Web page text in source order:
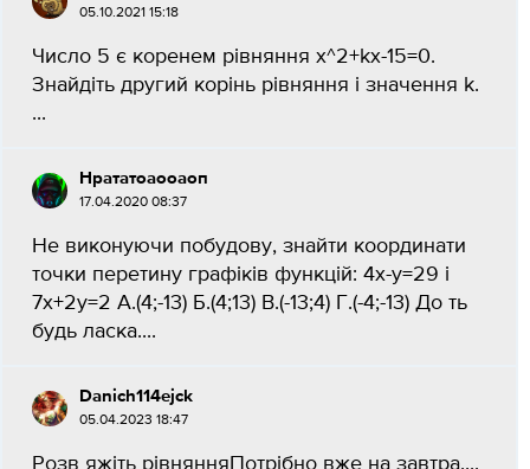
05.10.2021 15:18
Число 5 є коренем рівняння x^2+kx-15=0.
Знайдіть другий корінь рівняння і значення k.​
...
Нрататоаооаоп
17.04.2020 08:37
Не виконуючи побудову, знайти координати
точки перетину графіків функцій: 4x-y=29 і
7x+2y=2 А.(4;-13) Б.(4;13) В.(-13;4) Г.(-4;-13) До ть
будь ласка....
Danich114ejck
05.04.2023 18:47
Розв яжіть рівнянняПотрібно вже на завтра....